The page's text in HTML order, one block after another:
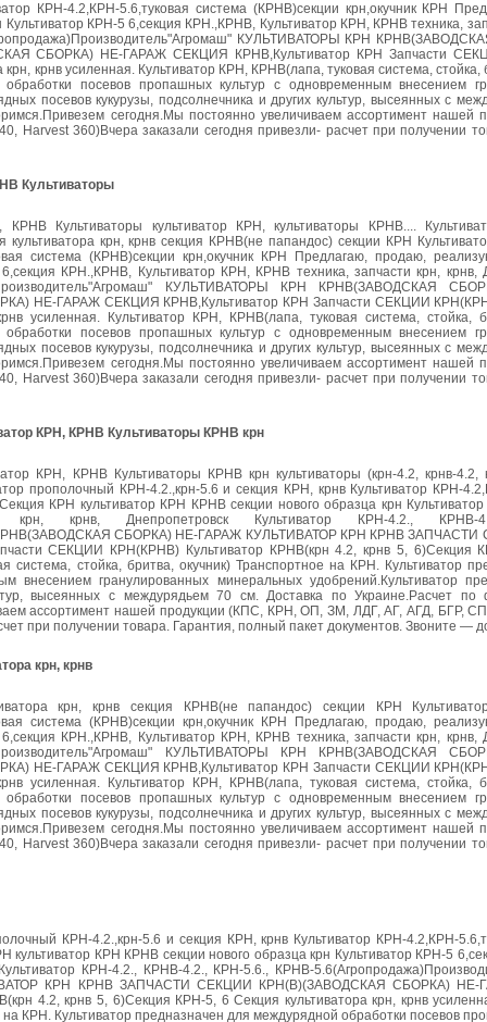
КРН-4.2,КРН-5.6,туковая система (КРНВ)секции крн,окучник КРН
КРН-5 6,секция КРН.,КРНВ, Культиватор КРН, КРНВ техника,
КУЛЬТИВАТОРЫ КРН
СБОРКА) НЕ-ГАРАЖ СЕКЦИЯ КРНВ,Культиватор КРН Запчасти
крнв усиленная. Культиватор КРН, КРНВ(лапа, туковая система, стойка,
посевов пропашных культур с одновременным внесением
посевов кукурузы, подсолнечника и других культур, высеянных с
сегодня.Мы постоянно увеличиваем ассортимент нашей
360)Вчера заказали сегодня привезли- расчет при получении
Культиваторы
Культиваторы культиватор КРН, культиваторы КРНВ....
культиватора крн, крнв секция КРНВ(не папандос) секции КРН
система (КРНВ)секции крн,окучник КРН Предлагаю, продаю,
КРН.,КРНВ, Культиватор КРН, КРНВ техника, запчасти крн, крнв,
КУЛЬТИВАТОРЫ КРН КРНВ(ЗАВОДСКАЯ
НЕ-ГАРАЖ СЕКЦИЯ КРНВ,Культиватор КРН Запчасти СЕКЦИИ
усиленная. Культиватор КРН, КРНВ(лапа, туковая система, стойка,
посевов пропашных культур с одновременным внесением
посевов кукурузы, подсолнечника и других культур, высеянных с
сегодня.Мы постоянно увеличиваем ассортимент нашей
360)Вчера заказали сегодня привезли- расчет при получении
КРН, КРНВ Культиваторы КРНВ крн
КРН, КРНВ Культиваторы КРНВ крн культиваторы (крн-4.2, крнв-4.2,
прополочный КРН-4.2.,крн-5.6 и секция КРН, крнв Культиватор КРН-
КРН культиватор КРН КРНВ секции нового образца крн
крнв, Днепропетровск Культиватор КРН-4.2., КРНВ-
КРНВ(ЗАВОДСКАЯ СБОРКА) НЕ-ГАРАЖ КУЛЬТИВАТОР КРН КРНВ
СЕКЦИИ КРН(КРНВ) Культиватор КРНВ(крн 4.2, крнв 5, 6)Секция
система, стойка, бритва, окучник) Транспортное на КРН. Культиватор
внесением гранулированных минеральных удобрений.Культиватор
высеянных с междурядьем 70 см. Доставка по Украине.Расчет по
ассортимент нашей продукции (КПС, КРН, ОП, ЗМ, ЛДГ, АГ, АГД, БГР,
при получении товара. Гарантия, полный пакет документов. Звоните —
крн, крнв
крн, крнв секция КРНВ(не папандос) секции КРН
система (КРНВ)секции крн,окучник КРН Предлагаю, продаю,
КРН.,КРНВ, Культиватор КРН, КРНВ техника, запчасти крн, крнв,
КУЛЬТИВАТОРЫ КРН КРНВ(ЗАВОДСКАЯ
НЕ-ГАРАЖ СЕКЦИЯ КРНВ,Культиватор КРН Запчасти СЕКЦИИ
усиленная. Культиватор КРН, КРНВ(лапа, туковая система, стойка,
посевов пропашных культур с одновременным внесением
посевов кукурузы, подсолнечника и других культур, высеянных с
сегодня.Мы постоянно увеличиваем ассортимент нашей
360)Вчера заказали сегодня привезли- расчет при получении
КРН-4.2.,крн-5.6 и секция КРН, крнв Культиватор КРН-4.2,КРН-
КРН КРНВ секции нового образца крн Культиватор КРН-5
КРН-4.2., КРНВ-4.2., КРН-5.6., КРНВ-
КРН КРНВ ЗАПЧАСТИ СЕКЦИИ КРН(В)(ЗАВОДСКАЯ СБОРКА) НЕ-
4.2, крнв 5, 6)Секция КРН-5, 6 Секция культиватора крн, крнв
КРН. Культиватор предназначен для междурядной обработки посевов